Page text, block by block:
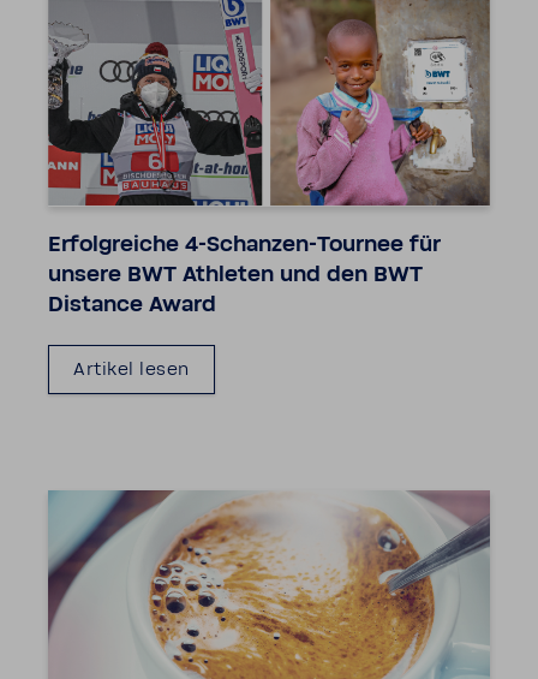
Erfolg­reiche 4-​Schanzen-Tournee für
unsere BWT Athleten und den BWT
Distance Award
Artikel lesen